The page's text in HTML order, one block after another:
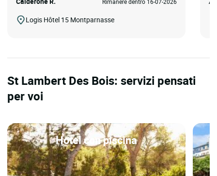
Logis Hôtel 15 Montparnasse
St Lambert Des Bois: servizi pensati
per voi
Hotel con piscina